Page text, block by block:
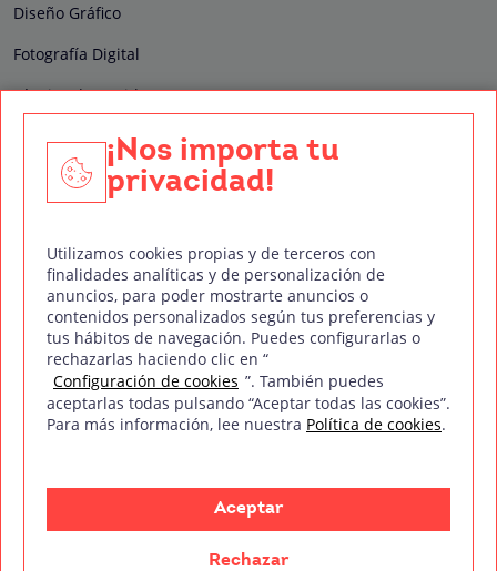
Diseño Gráfico
Fotografía Digital
Técnico de Sonido
Edición y Postproducción de Vídeo
Nuestros sellos de calidad
Síguenos en Redes Sociales
mm 2026
Política de privacidad Política de cookies
Aviso legal
¡Nos importa tu
privacidad!
Utilizamos cookies propias y de terceros con
finalidades analíticas y de personalización de
anuncios, para poder mostrarte anuncios o
contenidos personalizados según tus preferencias y
tus hábitos de navegación. Puedes configurarlas o
rechazarlas haciendo clic en “
Configuración de cookies ”. También puedes
aceptarlas todas pulsando “Aceptar todas las cookies”.
Para más información, lee nuestra Política de cookies.
Aceptar
Rechazar